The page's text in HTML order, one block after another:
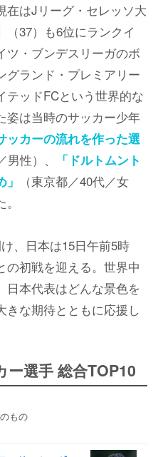
在はJリーグ・セレッソ大
（37）も6位にランクイ
ツ・ブンデスリーガのボ
グランド・プレミアリー
テッドFCという世界的な
姿は当時のサッカー少年
ッカーの流れを作った選
男性）、
「ドルトムント
（東京都／40代／女
、日本は15日午前5時
の初戦を迎える。世界中
日本代表はどんな景色を
きな期待とともに応援し
選手 総合TOP10
もの